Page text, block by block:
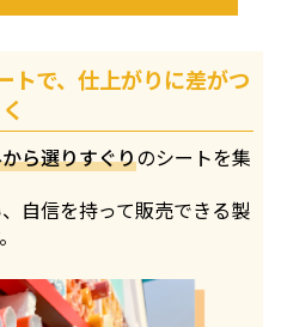
トで、仕上がりに差がつ
く
ら選りすぐりのシートを集
自信を持って販売できる製